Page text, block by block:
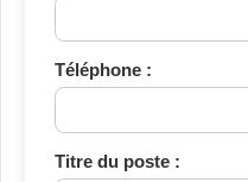
Téléphone :
Titre du poste :